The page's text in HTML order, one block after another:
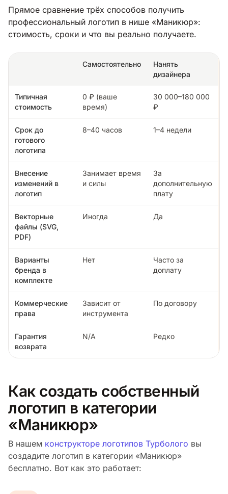
Прямое сравнение трёх способов получить
профессиональный логотип в нише «Маникюр»:
стоимость, сроки и что вы реально получаете.
Самостоятельно
Нанять
дизайнера
Типичная
стоимость
0 ₽ (ваше
время)
30 000–180 000
₽
Срок до
готового
логотипа
8–40 часов 1–4 недели
Внесение
изменений в
логотип
Занимает время
и силы
За
дополнительную
плату
Векторные
файлы (SVG,
PDF)
Иногда Да
Варианты
бренда в
комплекте
Нет
Часто за
доплату
Коммерческие
права
Зависит от
инструмента
По договору
Гарантия
возврата
N/A Редко
Как создать собственный
логотип в категории
«Маникюр»
В нашем конструкторе логотипов Турболого вы
создадите логотип в категории «Маникюр»
бесплатно. Вот как это работает: